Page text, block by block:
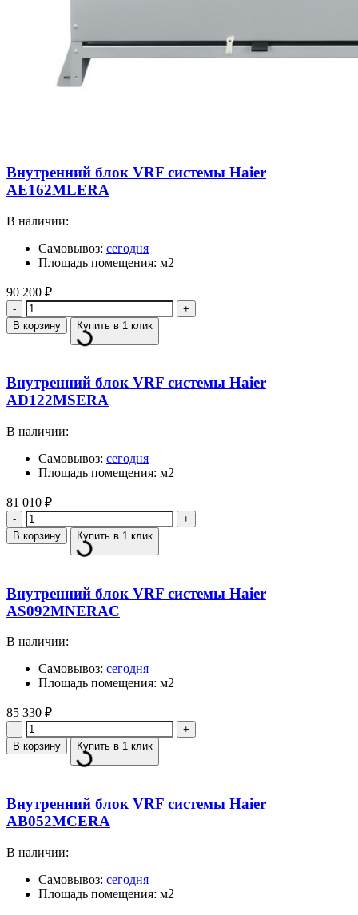
Внутренний блок VRF системы Haier
AE162MLERA
В наличии:
Самовывоз: сегодня
Площадь помещения: м2
90 200 ₽
Количество
В корзину Купить в 1 клик
Внутренний блок VRF системы Haier
AD122MSERA
В наличии:
Самовывоз: сегодня
Площадь помещения: м2
81 010 ₽
Количество
В корзину Купить в 1 клик
Внутренний блок VRF системы Haier
AS092MNERAC
В наличии:
Самовывоз: сегодня
Площадь помещения: м2
85 330 ₽
Количество
В корзину Купить в 1 клик
Внутренний блок VRF системы Haier
AB052MCERA
В наличии:
Самовывоз: сегодня
Площадь помещения: м2